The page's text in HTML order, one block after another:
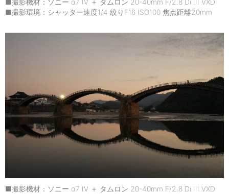
■撮影機材：ソニー α7 IV ＋ タムロン 20-40mm F/2.8 Di III VXD
■撮影環境：シャッター速度1/4 絞りF16 ISO100 焦点距離20mm
■撮影機材：ソニー α7 IV ＋ タムロン 20-40mm F/2.8 Di III VXD